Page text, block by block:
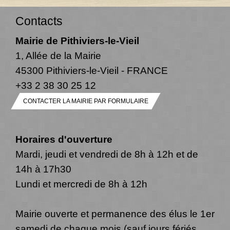
Contacts
Mairie de Pithiviers-le-Vieil
1, Allée de la Mairie
45300 Pithiviers-le-Vieil - FRANCE
+33 2 38 30 25 12
CONTACTER LA MAIRIE PAR FORMULAIRE
Horaires d'ouverture
Mardi, jeudi et vendredi de 8h à 12h et de
14h à 17h30
Lundi et mercredi de 8h à 12h
Mairie ouverte et permanence des élus le 1er